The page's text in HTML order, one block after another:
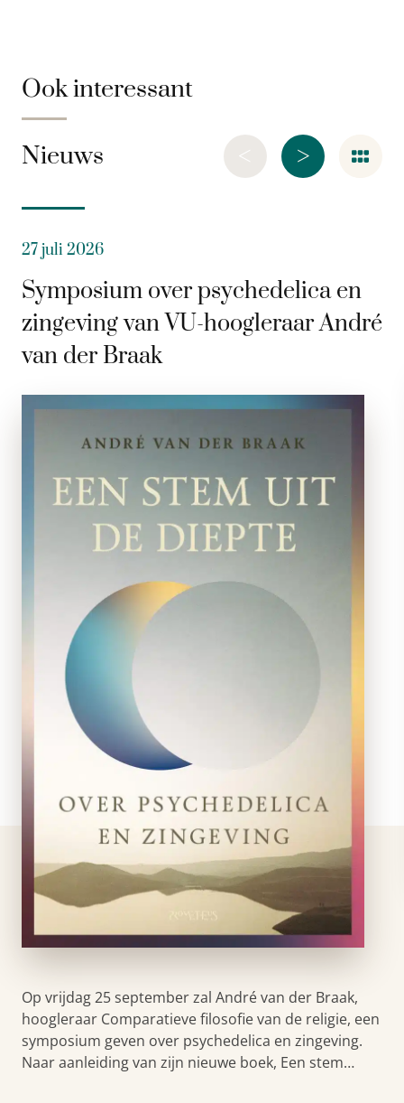
Ook interessant
Nieuws >
<
27 juli 2026
Symposium over psychedelica en
zingeving van VU-hoogleraar André
van der Braak
Op vrijdag 25 september zal André van der Braak,
hoogleraar Comparatieve filosofie van de religie, een
symposium geven over psychedelica en zingeving.
Naar aanleiding van zijn nieuwe boek, Een stem…